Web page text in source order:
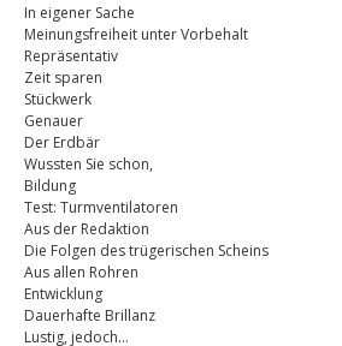
In eigener Sache
Meinungsfreiheit unter Vorbehalt
Repräsentativ
Zeit sparen
Stückwerk
Genauer
Der Erdbär
Wussten Sie schon,
Bildung
Test: Turmventilatoren
Aus der Redaktion
Die Folgen des trügerischen Scheins
Aus allen Rohren
Entwicklung
Dauerhafte Brillanz
Lustig, jedoch…